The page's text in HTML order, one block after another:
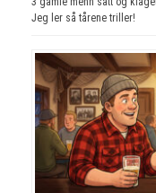
Jeg ler så tårene triller!